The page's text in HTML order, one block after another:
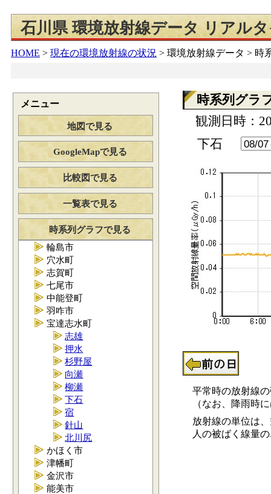
石川県 環境放射線データ リアル
HOME > 現在の環境放射線の状況 > 環境放射線データ > 時
メニュー
地図で見る
GoogleMapで見る
比較図で見る
一覧表で見る
時系列グラフで見る
輪島市
穴水町
志賀町
七尾市
中能登町
羽咋市
宝達志水町
志雄
押水
杉野屋
向瀬
柳瀬
下石
宿
針山
北川尻
かほく市
津幡町
金沢市
能美市
時系列グラ
観測日時：
下石
平常時の放射線の
（なお、降雨時に
放射線の単位は、
人の被ばく線量の